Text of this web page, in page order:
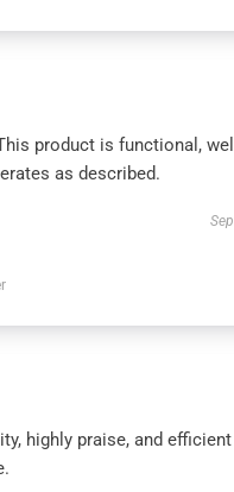
product is functional,
as described.
highly praise, and efficient